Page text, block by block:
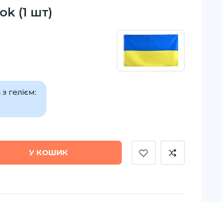
(1 шт)
гелієм:
У КОШИК